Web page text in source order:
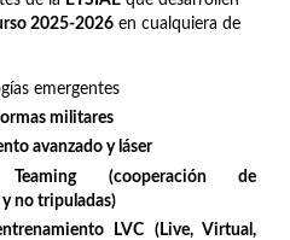
2025-2026 en cualquiera de
emergentes
militares
avanzado y láser
Teaming (cooperación de
no tripuladas)
LVC (Live, Virtual,